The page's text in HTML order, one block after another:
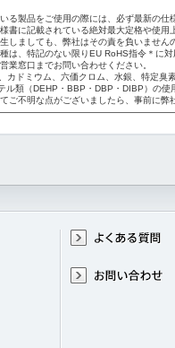
る製品をご使用の際には、必ず最新の
書に記載されている絶対最大定格や使
しましても、弊社はその責を負いません
は、特記のない限りEU RoHS指令＊に
業窓口までお問い合わせください。
カドミウム、六価クロム、水銀、特定臭
（DEHP・BBP・DBP・DIBP）の使
ご不明な点がございましたら、事前に